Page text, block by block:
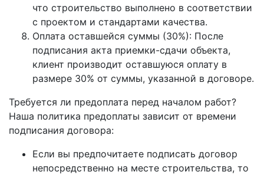
что строительство выполнено в соответствии
с проектом и стандартами качества.
Оплата оставшейся суммы (30%): После
подписания акта приемки-сдачи объекта,
клиент производит оставшуюся оплату в
размере 30% от суммы, указанной в договоре.
Требуется ли предоплата перед началом работ?
Наша политика предоплаты зависит от времени
подписания договора:
Если вы предпочитаете подписать договор
непосредственно на месте строительства, то